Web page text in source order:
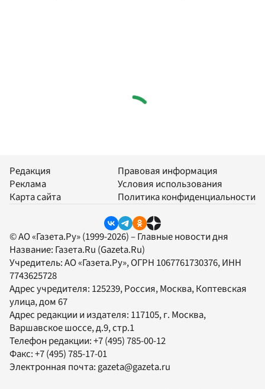
Редакция
Реклама
Карта сайта
Правовая информация
Условия использования
Политика конфиденциальности
© АО «Газета.Ру» (1999-2026) – Главные новости дня
Название: Газета.Ru (Gazeta.Ru)
Учредитель:АО «Газета.Ру», ОГРН 1067761730376, ИНН
7743625728
Адрес учредителя: 125239, Россия, Москва, Коптевская
улица, дом 67
Адрес редакции и издателя: 117105, г. Москва,
Варшавское шоссе, д.9, стр.1
Телефон редакции:+7 (495) 785-00-12
Факс:+7 (495) 785-17-01
Электронная почта: gazeta@gazeta.ru